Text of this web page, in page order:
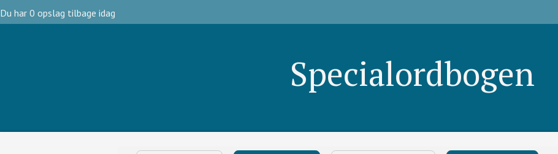
Specialordbogen
Du har 0 opslag tilbage idag